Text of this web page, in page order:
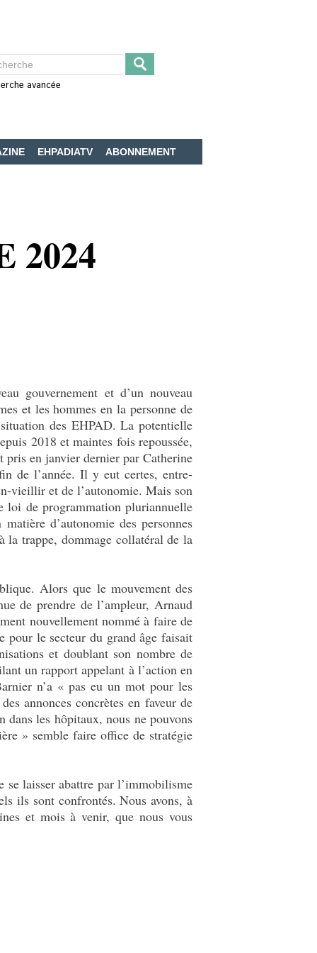
avancée
EHPADIATV ABONNEMENT
2024
gouvernement et d’un nouveau
et les hommes en la personne de
des EHPAD. La potentielle
2018 et maintes fois repoussée,
pris en janvier dernier par Catherine
de l’année. Il y eut certes, entre-
vieillir et de l’autonomie. Mais son
loi de programmation pluriannuelle
d’autonomie des personnes
la trappe, dommage collatéral de la
Alors que le mouvement des
de prendre de l’ampleur, Arnaud
nouvellement nommé à faire de
pour le secteur du grand âge faisait
et doublant son nombre de
un rapport appelant à l’action en
n’a « pas eu un mot pour les
annonces concrètes en faveur de
dans les hôpitaux, nous ne pouvons
» semble faire office de stratégie
laisser abattre par l’immobilisme
ils sont confrontés. Nous avons, à
et mois à venir, que nous vous